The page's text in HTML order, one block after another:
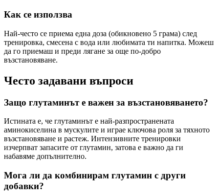
Как се използва
Най-често се приема една доза (обикновено 5 грама) след
тренировка, смесена с вода или любимата ти напитка. Можеш
да го приемаш и преди лягане за още по-добро
възстановяване.
Често задавани въпроси
Защо глутаминът е важен за възстановяването?
Истината е, че глутаминът е най-разпространената
аминокиселина в мускулите и играе ключова роля за тяхното
възстановяване и растеж. Интензивните тренировки
изчерпват запасите от глутамин, затова е важно да ги
набавяме допълнително.
Мога ли да комбинирам глутамин с други
добавки?